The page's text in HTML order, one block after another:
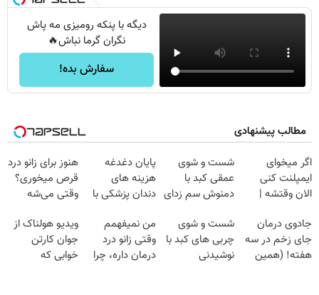
دیگه با پنکه رومیزی مه پاش
نگران گرما نباش🔥
سفارش بده!
مطالب پیشنهادی
اگر میخوای
ایمپلنت کنی
الان وقتشه |
میلیون تومان!!!
شست و شوی
عمقی کبد با
دمنوش سم زدای
پایان دغدغه
هزینه های
دندان پزشکی با
خانگی
هنوز برای زانو درد
قرص میخوری؟
وقتی می‌شه
درمانش کرد؟؟؟؟
جادوی درمان
جای زخم در سه
هفته! (همین
شست و شوی
چربی های کبد با
نوشیدنی
من نمیفهمم
وقتی زانو درد
درمان داره، چرا
ویدیو هولناک از
جوان کارتن
خوابی که